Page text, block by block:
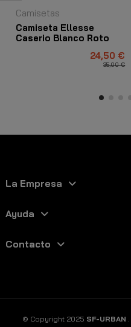
Camisetas
Camiseta Ellesse
Caserio Blanco Roto
24,50 €
35,00 €
La Empresa
Ayuda
Contacto
© Copyright 2025 SF-URBAN